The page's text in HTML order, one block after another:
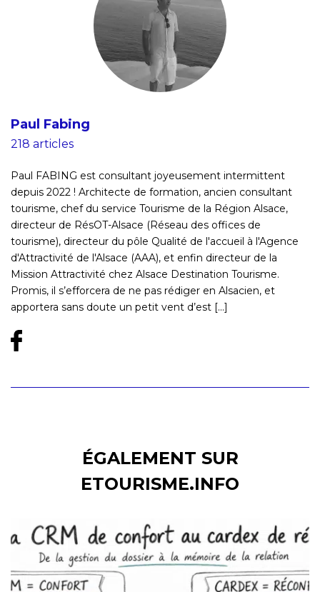
Paul Fabing
218 articles
Paul FABING est consultant joyeusement intermittent
depuis 2022 ! Architecte de formation, ancien consultant
tourisme, chef du service Tourisme de la Région Alsace,
directeur de RésOT-Alsace (Réseau des offices de
tourisme), directeur du pôle Qualité de l'accueil à l'Agence
d'Attractivité de l'Alsace (AAA), et enfin directeur de la
Mission Attractivité chez Alsace Destination Tourisme.
Promis, il s’efforcera de ne pas rédiger en Alsacien, et
apportera sans doute un petit vent d’est [...]
ÉGALEMENT SUR
ETOURISME.INFO